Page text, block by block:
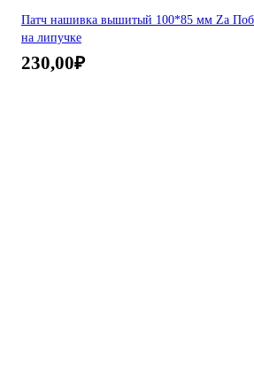
Патч нашивка вышитый 100*85 мм Zа
на липучке
230,00₽